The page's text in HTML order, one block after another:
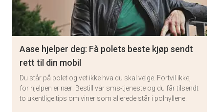
Aase hjelper deg: Få polets beste kjøp sendt
rett til din mobil
Du står på polet og vet ikke hva du skal velge. Fortvil ikke,
for hjelpen er nær: Bestill vår sms-tjeneste og du får tilsendt
to ukentlige tips om viner som allerede står i polhyllene.